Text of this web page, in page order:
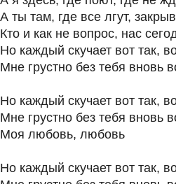
А ты там, где все лгут,
Кто и как не вопрос, нас
Но каждый скучает вот так,
Мне грустно без тебя вновь
Но каждый скучает вот так,
Мне грустно без тебя вновь
Моя любовь, любовь
Но каждый скучает вот так,